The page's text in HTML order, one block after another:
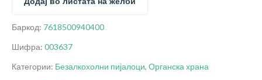
Баркод: 7618500940400
Шифра: 003637
Категории: Безалкохолни пијалоци, Органска храна